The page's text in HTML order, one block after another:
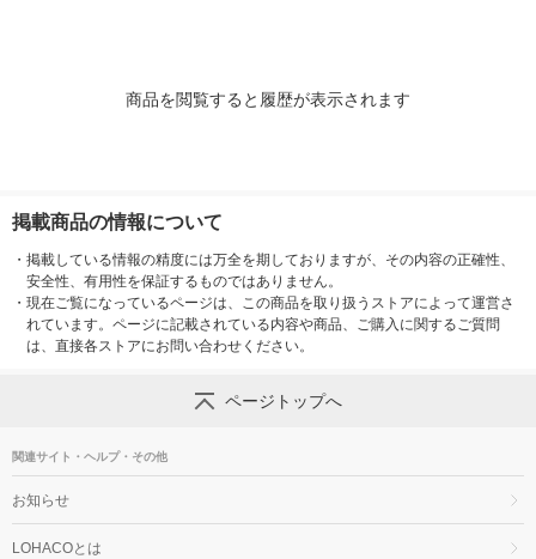
商品を閲覧すると履歴が表示されます
掲載商品の情報について
・ 掲載している情報の精度には万全を期しておりますが、その内容の正確性、
安全性、有用性を保証するものではありません。
・ 現在ご覧になっているページは、この商品を取り扱うストアによって運営さ
れています。ページに記載されている内容や商品、ご購入に関するご質問
は、直接各ストアにお問い合わせください。
ページトップへ
関連サイト・ヘルプ・その他
お知らせ
LOHACOとは